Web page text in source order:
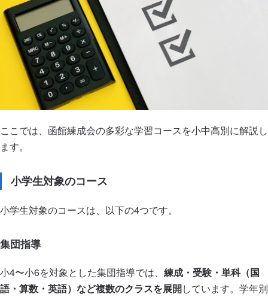
ここでは、函館練成会の多彩な学習コースを小中高別に解説し
ます。
小学生対象のコース
小学生対象のコースは、以下の4つです。
集団指導
小4〜小6を対象とした集団指導では、 練成・受験・単科（国
語・算数・英語）など複数のクラスを展開しています。学年別